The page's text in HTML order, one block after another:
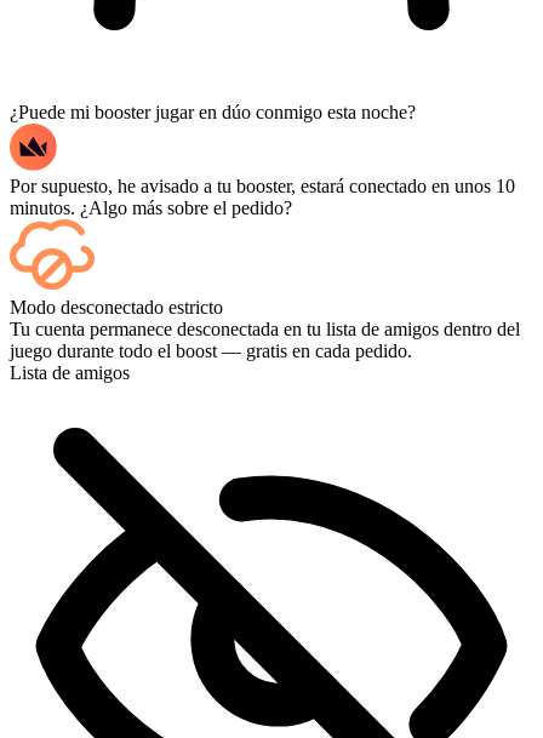
¿Puede mi booster jugar en dúo conmigo esta noche?
Por supuesto, he avisado a tu booster, estará conectado en unos 10
minutos. ¿Algo más sobre el pedido?
Sí, cada partida aparece en tu panel de control a medida que termina,
y si quieres ver las partidas en sí, añade Streaming al finalizar la
compra.
Modo desconectado estricto
Tu cuenta permanece desconectada en tu lista de amigos dentro del
juego durante todo el boost — gratis en cada pedido.
Lista de amigos